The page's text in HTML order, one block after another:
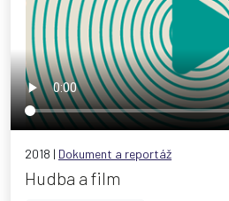
2018 | Dokument a reportáž
Hudba a film